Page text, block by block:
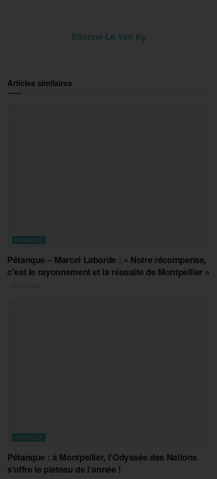
Etienne Le Van Ky
Articles similaires
HERAULT
Pétanque – Marcel Laborde : « Notre récompense,
c’est le rayonnement et la réussite de Montpellier »
HERAULT
Pétanque : à Montpellier, l’Odyssée des Nations
s’offre le plateau de l’année !